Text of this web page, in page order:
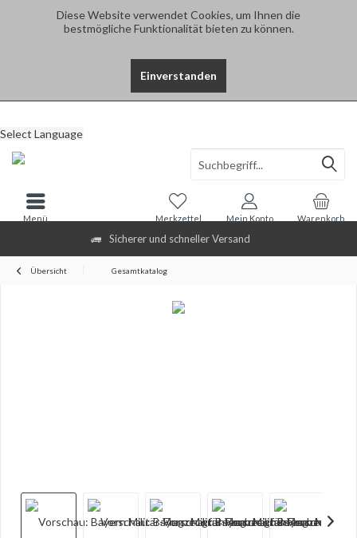
Diese Website verwendet Cookies, um Ihnen die
bestmögliche Funktionalität bieten zu können.
Einverstanden
Sicherer und schneller Versand
Select Language
Warenkorb
Merkzettel Mein Konto
Menü
Übersicht Gesamtkatalog